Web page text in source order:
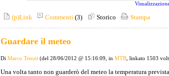
(p)Link Commenti (3) Storico Stampa
Guardare il meteo
Di Marco Tenuti(del 28/06/2012 @ 15:16:09, in MTB, linkato 1503
Una volta tanto non guarderò del meteo la temperatura